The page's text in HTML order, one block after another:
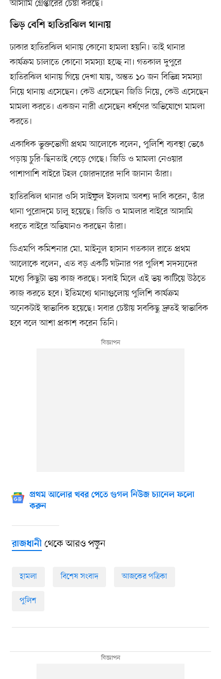
আসামি গ্রেপ্তারের চেষ্টা করছে।
ভিড় বেশি হাতিরঝিল থানায়
ঢাকার হাতিরঝিল থানায় কোনো হামলা হয়নি। তাই থানার
কার্যক্রম চালাতে কোনো সমস্যা হচ্ছে না। গতকাল দুপুরে
হাতিরঝিল থানায় গিয়ে দেখা যায়, অন্তত ১০ জন বিভিন্ন সমস্যা
নিয়ে থানায় এসেছেন। কেউ এসেছেন জিডি নিয়ে, কেউ এসেছেন
মামলা করতে। একজন নারী এসেছেন ধর্ষণের অভিযোগে মামলা
করতে।
একাধিক ভুক্তভোগী প্রথম আলোকে বলেন, পুলিশি ব্যবস্থা ভেঙে
পড়ায় চুরি-ছিনতাই বেড়ে গেছে। জিডি ও মামলা নেওয়ার
পাশাপাশি বাইরে টহল জোরদারের দাবি জানান তাঁরা।
হাতিরঝিল থানার ওসি সাইফুল ইসলাম অবশ্য দাবি করেন, তাঁর
থানা পুরোদমে চালু হয়েছে। জিডি ও মামলার বাইরে আসামি
ধরতে বাইরে অভিযানও করছেন তাঁরা।
ডিএমপি কমিশনার মো. মাইনুল হাসান গতকাল রাতে প্রথম
আলোকে বলেন, এত বড় একটি ঘটনার পর পুলিশ সদস্যদের
মধ্যে কিছুটা ভয় কাজ করছে। সবাই মিলে এই ভয় কাটিয়ে উঠতে
কাজ করতে হবে। ইতিমধ্যে থানাগুলোয় পুলিশি কার্যক্রম
অনেকটাই স্বাভাবিক হয়েছে। সবার চেষ্টায় সবকিছু দ্রুতই স্বাভাবিক
হবে বলে আশা প্রকাশ করেন তিনি।
প্রথম আলোর খবর পেতে গুগল নিউজ চ্যানেল ফলো
করুন
রাজধানীথেকে আরও পড়ুন
হামলা বিশেষ সংবাদ আজকের পত্রিকা
পুলিশ